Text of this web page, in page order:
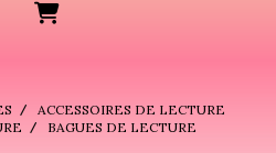
ACCESSOIRES DE LECTURE
BAGUES DE LECTURE